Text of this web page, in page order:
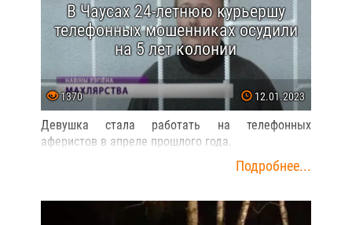
В Чаусах 24-летнюю курьершу
телефонных мошенниках осудили
на 5 лет колонии
1370 12.01.2023
Девушка стала работать на телефонных
аферистов в апреле прошлого года.
Подробнее...